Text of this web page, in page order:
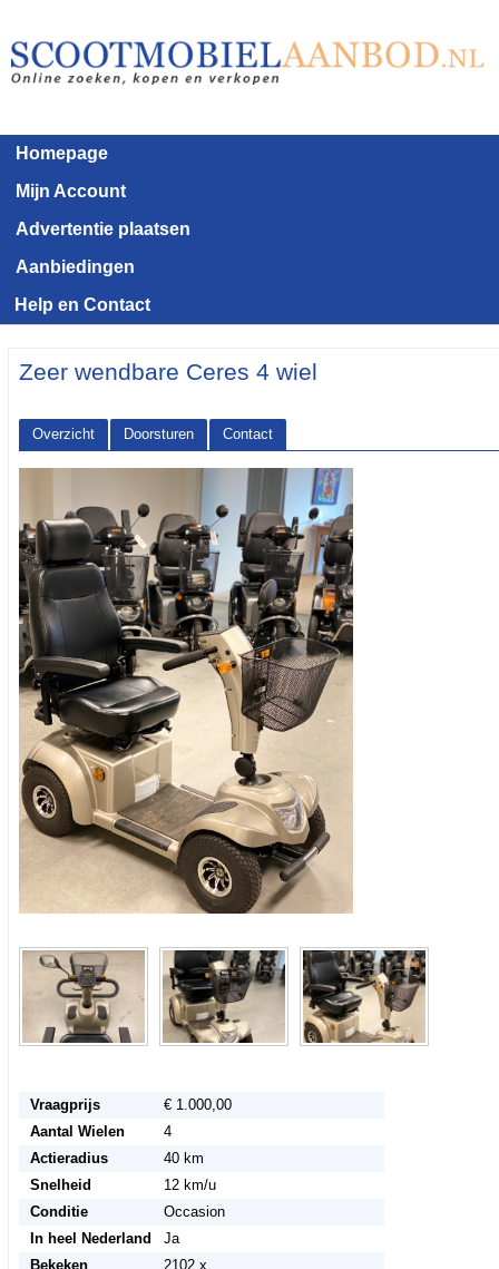
Homepage
Mijn Account
Advertentie plaatsen
Aanbiedingen
Help en Contact
Zeer wendbare Ceres 4 wiel
Overzicht Doorsturen
Contact
<< Terug naar het advertentie overzicht
Vraagprijs
€ 1.000,00
Aantal Wielen
4
Actieradius
40 km
Snelheid
12 km/u
Conditie
Occasion
In heel Nederland
Ja
Bekeken
2102 x